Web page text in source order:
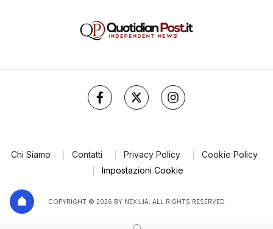
Chi Siamo Contatti Privacy Policy
Cookie Policy
Impostazioni Cookie
COPYRIGHT © 2026 BY NEXILIA. ALL RIGHTS RESERVED